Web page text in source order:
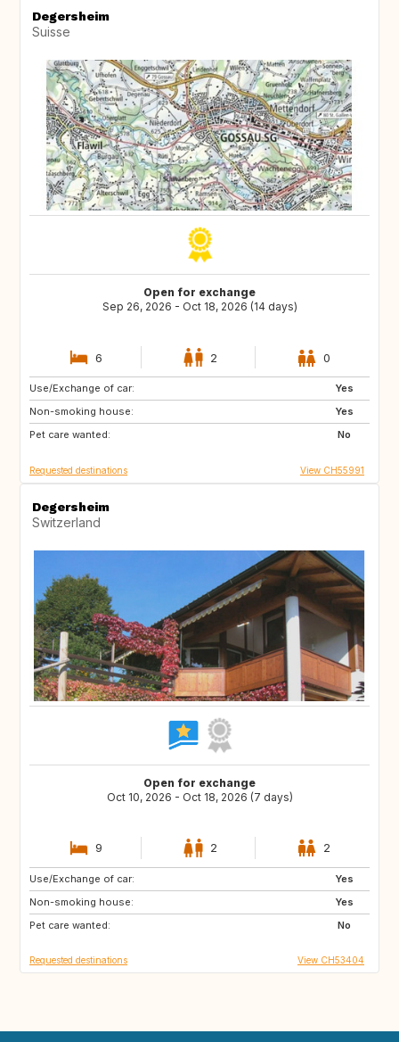
Degersheim
Suisse
Open for exchange
Sep 26, 2026 - Oct 18, 2026 (14 days)
6 2 0
Use/Exchange of car:
Yes
Non-smoking house:
Yes
Pet care wanted:
No
AT
Requested destinations View CH55991
Degersheim
Switzerland
Open for exchange
Oct 10, 2026 - Oct 18, 2026 (7 days)
9 2 2
Use/Exchange of car:
Yes
Non-smoking house:
Yes
Pet care wanted:
No
SE
NO
BE
Requested destinations View CH53404